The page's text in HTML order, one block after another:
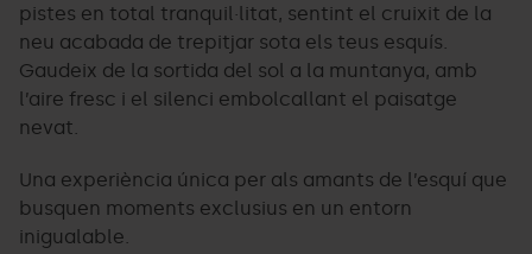
pistes en total tranquil·litat, sentint el cruixit de la
neu acabada de trepitjar sota els teus esquís.
Gaudeix de la sortida del sol a la muntanya, amb
l’aire fresc i el silenci embolcallant el paisatge
nevat.
Una experiència única per als amants de l’esquí que
busquen moments exclusius en un entorn
inigualable.